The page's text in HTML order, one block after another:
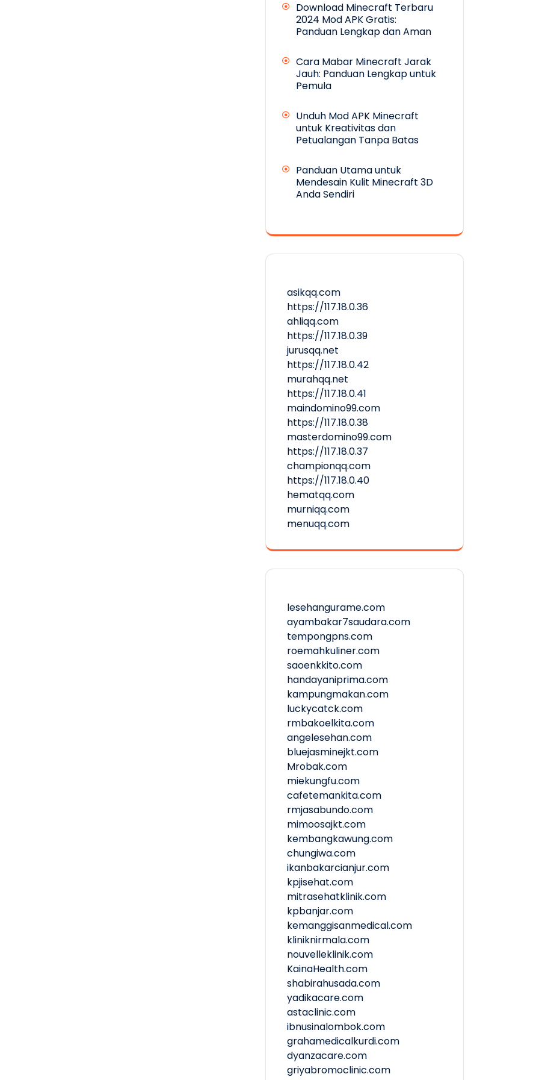
Download Minecraft Terbaru
2024 Mod APK Gratis:
Panduan Lengkap dan Aman
Cara Mabar Minecraft Jarak
Jauh: Panduan Lengkap untuk
Pemula
Unduh Mod APK Minecraft
untuk Kreativitas dan
Petualangan Tanpa Batas
Panduan Utama untuk
Mendesain Kulit Minecraft 3D
Anda Sendiri
asikqq.com
https://117.18.0.36
ahliqq.com
https://117.18.0.39
jurusqq.net
https://117.18.0.42
murahqq.net
https://117.18.0.41
maindomino99.com
https://117.18.0.38
masterdomino99.com
https://117.18.0.37
championqq.com
https://117.18.0.40
hematqq.com
murniqq.com
menuqq.com
lesehangurame.com
ayambakar7saudara.com
tempongpns.com
roemahkuliner.com
saoenkkito.com
handayaniprima.com
kampungmakan.com
luckycatck.com
rmbakoelkita.com
angelesehan.com
bluejasminejkt.com
Mrobak.com
miekungfu.com
cafetemankita.com
rmjasabundo.com
mimoosajkt.com
kembangkawung.com
chungiwa.com
ikanbakarcianjur.com
kpjisehat.com
mitrasehatklinik.com
kpbanjar.com
kemanggisanmedical.com
kliniknirmala.com
nouvelleklinik.com
KainaHealth.com
shabirahusada.com
yadikacare.com
astaclinic.com
ibnusinalombok.com
grahamedicalkurdi.com
dyanzacare.com
griyabromoclinic.com